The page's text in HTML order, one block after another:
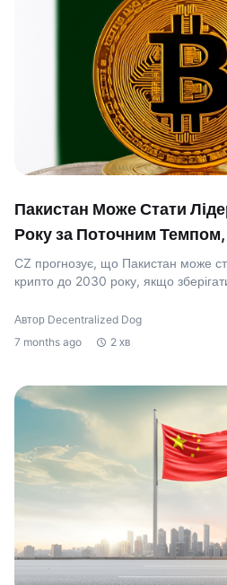
Пакистан Може Стати
Року за Поточним
CZ прогнозує, що Пакистан може
крипто до 2030 року, якщо
Автор Decentralized Dog
7 months ago
2 хв